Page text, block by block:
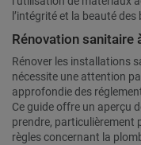
l’intégrité et la beauté
Rénovation sanitaire
Rénover les installations
nécessite une attention
approfondie des
Ce guide offre un aperçu
prendre, particulièrement
règles concernant la